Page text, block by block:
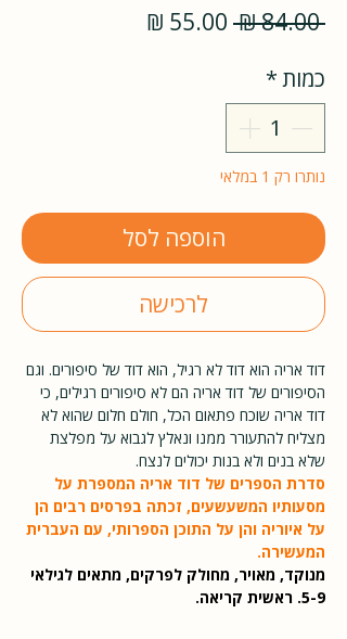
‏84.00 ‏₪
מחיר
כמות*
נותרו רק 1 במלאי
הוספה לסל
לרכישה
דוד אריה הוא דוד לא רגיל, הוא דוד של סיפורים. וגם
הסיפורים של דוד אריה הם לא סיפורים רגילים, כי
דוד אריה שוכח פתאום הכל, חולם חלום שהוא לא
מצליח להתעורר ממנו ונאלץ לגבוא על מפלצת
שלא בנים ולא בנות יכולים לנצח.
סדרת הספרים של דוד אריה המספרת על
מסעותיו המשעשעים, זכתה בפרסים רבים הן
על איוריה והן על התוכן הספרותי, עם העברית
המעשירה.
מנוקד, מאויר, מחולק לפרקים, מתאים לגילאי
5-9. ראשית קריאה.